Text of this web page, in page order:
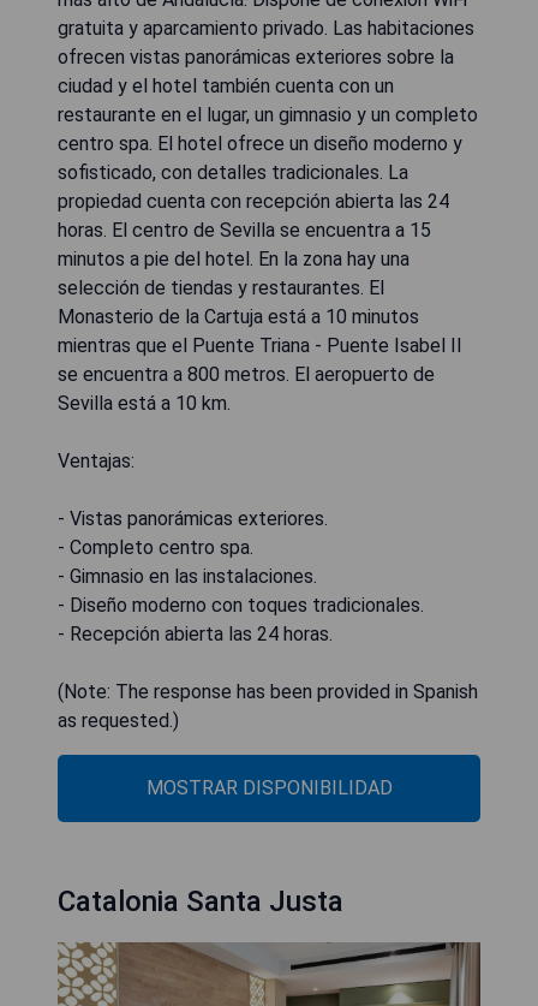
gratuita y aparcamiento privado. Las habitaciones
ofrecen vistas panorámicas exteriores sobre la
ciudad y el hotel también cuenta con un
restaurante en el lugar, un gimnasio y un completo
centro spa. El hotel ofrece un diseño moderno y
sofisticado, con detalles tradicionales. La
propiedad cuenta con recepción abierta las 24
horas. El centro de Sevilla se encuentra a 15
minutos a pie del hotel. En la zona hay una
selección de tiendas y restaurantes. El
Monasterio de la Cartuja está a 10 minutos
mientras que el Puente Triana - Puente Isabel II
se encuentra a 800 metros. El aeropuerto de
Sevilla está a 10 km.
Ventajas:
- Vistas panorámicas exteriores.
- Completo centro spa.
- Gimnasio en las instalaciones.
- Diseño moderno con toques tradicionales.
- Recepción abierta las 24 horas.
(Note: The response has been provided in Spanish
as requested.)
MOSTRAR DISPONIBILIDAD
Catalonia Santa Justa